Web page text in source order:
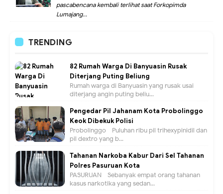
pascabencana kembali terlihat saat Forkopimda
Lumajang...
TRENDING
82 Rumah Warga Di Banyuasin Rusak
Diterjang Puting Beliung
Rumah warga di Banyuasin yang rusak usai
diterjang angin puting beliu...
Pengedar Pil Jahanam Kota Probolinggo
Keok Dibekuk Polisi
Probolinggo - Puluhan ribu pil trihexypinidil dan
pil dextro yang b...
Tahanan Narkoba Kabur Dari Sel Tahanan
Polres Pasuruan Kota
PASURUAN - Sebanyak empat orang tahanan
kasus narkotika yang sedan...